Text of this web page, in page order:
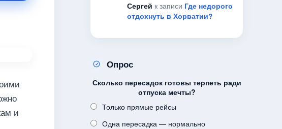
и
Сергей к записи Где недорого
отдохнуть в Хорватии?
Опрос
Сколько пересадок готовы терпеть ради
отпуска мечты?
Только прямые рейсы
Одна пересадка — нормально